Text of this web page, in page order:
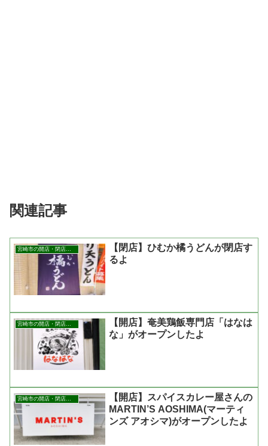
関連記事
【閉店】ひむか橘うどんが閉店す
るよ
宮崎市の開店・閉店まとめ
【開店】奄美鶏飯専門店「はなは
な」がオープンしたよ
宮崎市の開店・閉店まとめ
【開店】スパイスカレー屋さんの
MARTIN’S AOSHIMA(マーティ
ンズ アオシマ)がオープンしたよ